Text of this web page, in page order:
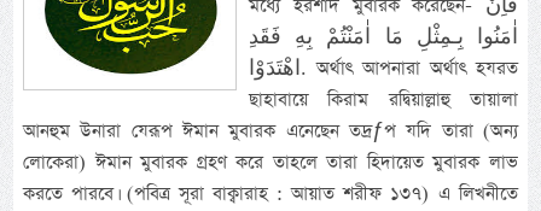
মধ্যে ইরশাদ মুবারক করেছেন- فَاِنْ
اٰمَنُوا بِـمِثْلِ مَا اٰمَنْتُمْ بِهِ فَقَدِ
اهْتَدَوْا. অর্থাৎ আপনারা অর্থাৎ হযরত
ছাহাবায়ে কিরাম রদ্বিয়াল্লাহু তায়ালা
আনহুম উনারা যেরূপ ঈমান মুবারক এনেছেন তদ্রƒপ যদি তারা (অন্য
লোকেরা) ঈমান মুবারক গ্রহণ করে তাহলে তারা হিদায়েত মুবারক লাভ
করতে পারবে। (পবিত্র সূরা বাক্বারাহ : আয়াত শরীফ ১৩৭) এ লিখনীতে